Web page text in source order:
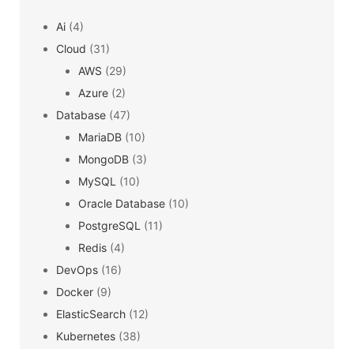
Ai (4)
Cloud (31)
AWS (29)
Azure (2)
Database (47)
MariaDB (10)
MongoDB (3)
MySQL (10)
Oracle Database (10)
PostgreSQL (11)
Redis (4)
DevOps (16)
Docker (9)
ElasticSearch (12)
Kubernetes (38)